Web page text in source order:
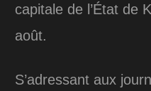
capitale de l’État de
août.
S’adressant aux